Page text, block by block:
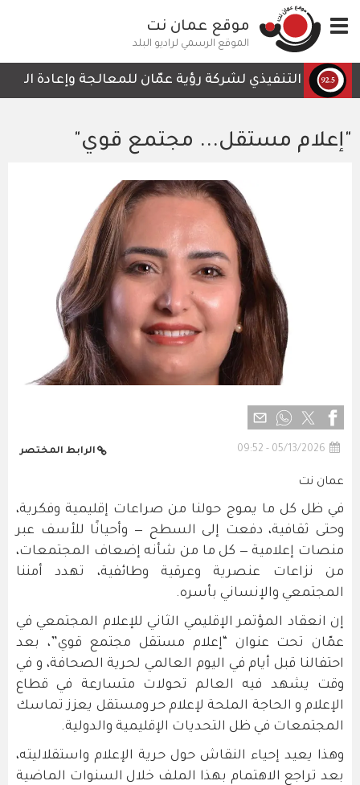
إلى
المحتوى
الرئيسي
Toggle
navigation
موقع عمان نت
الموقع الرسمي لراديو البلد
التنفيذي لشركة رؤية عمّان للمعالجة وإعادة
"إعلام مستقل... مجتمع قوي"
05/13/2026 - 09:52 الرابط المختصر
عمان نت
في ظل كل ما يموج حولنا من صراعات إقليمية وفكرية،
وحتى ثقافية، دفعت إلى السطح — وأحيانًا للأسف عبر
منصات إعلامية — كل ما من شأنه إضعاف المجتمعات،
من نزاعات عنصرية وعرقية وطائفية، تهدد أمننا
المجتمعي والإنساني بأسره.
إن انعقاد المؤتمر الإقليمي الثاني للإعلام المجتمعي في
عمّان تحت عنوان “إعلام مستقل مجتمع قوي”، بعد
احتفالنا قبل أيام في اليوم العالمي لحرية الصحافة، و في
وقت يشهد فيه العالم تحولات متسارعة في قطاع
الإعلام و الحاجة الملحة لإعلام حر ومستقل يعزز تماسك
المجتمعات في ظل التحديات الإقليمية والدولية.
وهذا يعيد إحياء النقاش حول حرية الإعلام واستقلاليته،
بعد تراجع الاهتمام بهذا الملف خلال السنوات الماضية